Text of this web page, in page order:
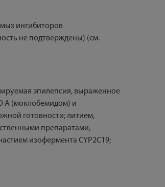
ингибиторов
не подтверждены) (см.
эпилепсия, выраженное
А (моклобемидом) и
готовности; литием,
препаратами,
изофермента CYP2C19;